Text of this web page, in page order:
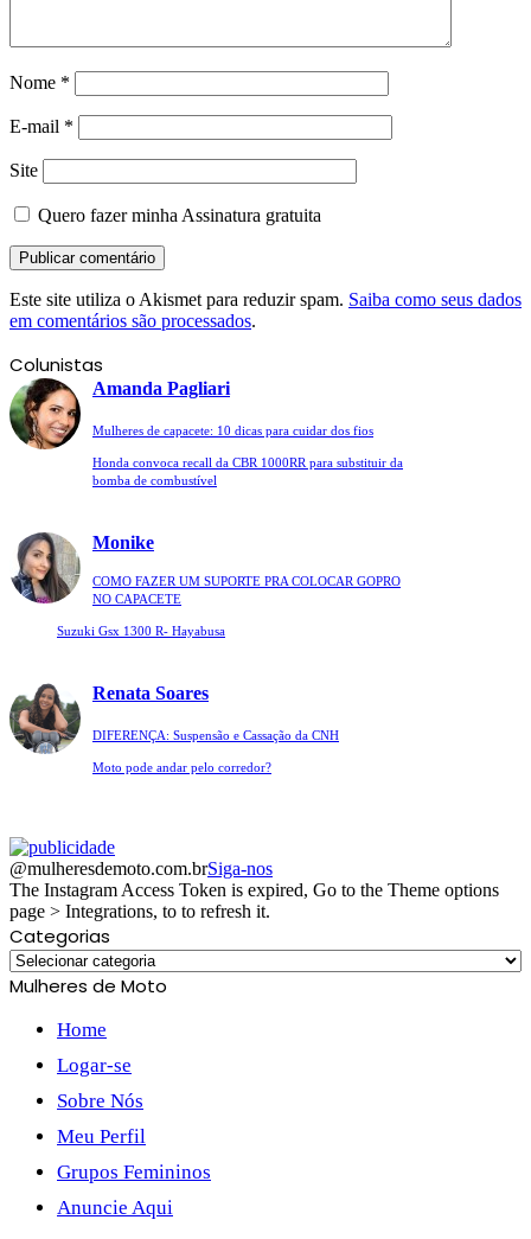
Nome *
E-mail *
Site
Quero fazer minha Assinatura gratuita
Este site utiliza o Akismet para reduzir spam. Saiba como seus dados
em comentários são processados.
Colunistas
Amanda Pagliari
Mulheres de capacete: 10 dicas para cuidar dos fios
Honda convoca recall da CBR 1000RR para substituir da
bomba de combustível
Monike
COMO FAZER UM SUPORTE PRA COLOCAR GOPRO
NO CAPACETE
Suzuki Gsx 1300 R- Hayabusa
Renata Soares
DIFERENÇA: Suspensão e Cassação da CNH
Moto pode andar pelo corredor?
@mulheresdemoto.com.brSiga-nos
The Instagram Access Token is expired, Go to the Theme options
page > Integrations, to to refresh it.
Categorias
Categorias
Mulheres de Moto
Home
Logar-se
Sobre Nós
Meu Perfil
Grupos Femininos
Anuncie Aqui